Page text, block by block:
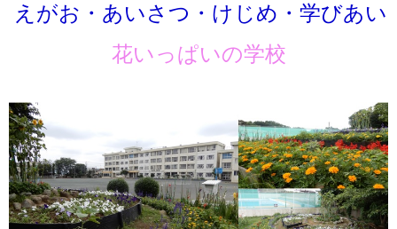
えがお・あいさつ・けじめ・学びあい
花いっぱいの学校